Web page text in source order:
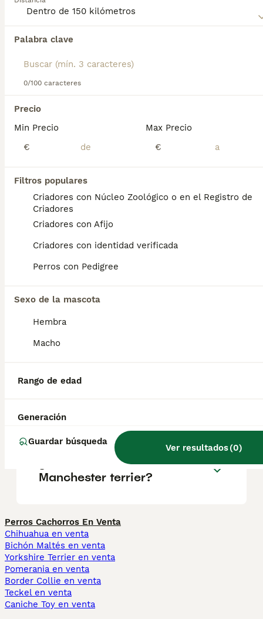
Palabra clave
0/100 caracteres
Precio
Min Precio
€
Max Precio
€
Filtros populares
Criadores con Núcleo Zoológico o en el Registro de
Criadores
Criadores con Afijo
Criadores con identidad verificada
Perros con Pedigree
Sexo de la mascota
Hembra
Macho
Rango de edad
Generación
Guardar búsqueda
Ver resultados(0)
consejos de compra de Manchester Terrier para obtener
Encontramos 0 Manchester Terrier Cachorros
Si deseas exactamente esta búsqueda guarda tu
búsqueda y espera el resultado perfecto:
Preguntas frecuentes
¿Cómo es el carácter del
Manchester terrier?
Es un terrier típico en muchos aspectos:
tiene mucho carácter, puede ser terco, tenaz
y ladrador. También tiene todas las
cualidades de los terriers: es muy fiel a sus
¿Es un Manchester Terrier lo
mismo que un Pinscher
tranquilo?
¿Qué tamaño tiene un
Manchester terrier?
Perros Cachorros En Venta
Chihuahua en venta
Bichón Maltés en venta
Yorkshire Terrier en venta
Pomerania en venta
Border Collie en venta
Teckel en venta
Caniche Toy en venta